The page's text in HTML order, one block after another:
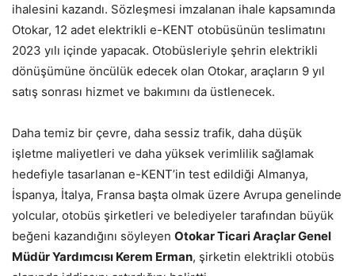
ihalesini kazandı. Sözleşmesi imzalanan ihale kapsamında
Otokar, 12 adet elektrikli e-KENT otobüsünün teslimatını
2023 yılı içinde yapacak. Otobüsleriyle şehrin elektrikli
dönüşümüne öncülük edecek olan Otokar, araçların 9 yıl
satış sonrası hizmet ve bakımını da üstlenecek.
Daha temiz bir çevre, daha sessiz trafik, daha düşük
işletme maliyetleri ve daha yüksek verimlilik sağlamak
hedefiyle tasarlanan e-KENT’in test edildiği Almanya,
İspanya, İtalya, Fransa başta olmak üzere Avrupa genelinde
yolcular, otobüs şirketleri ve belediyeler tarafından büyük
beğeni kazandığını söyleyen Otokar Ticari Araçlar Genel
Müdür Yardımcısı Kerem Erman, şirketin elektrikli otobüs